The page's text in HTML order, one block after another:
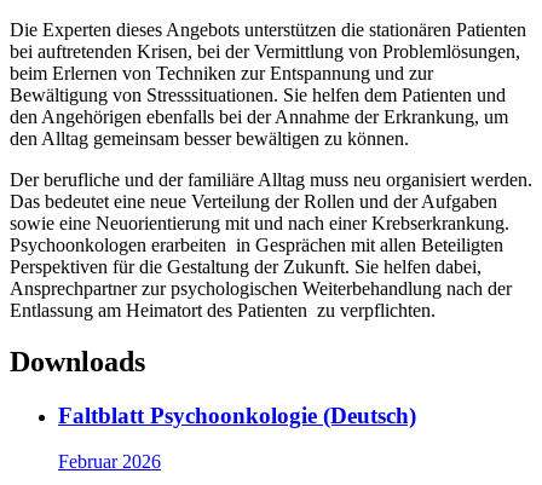
Die Experten dieses Angebots unterstützen die stationären Patienten
bei auftretenden Krisen, bei der Vermittlung von Problemlösungen,
beim Erlernen von Techniken zur Entspannung und zur
Bewältigung von Stresssituationen. Sie helfen dem Patienten und
den Angehörigen ebenfalls bei der Annahme der Erkrankung, um
den Alltag gemeinsam besser bewältigen zu können.
Der berufliche und der familiäre Alltag muss neu organisiert werden.
Das bedeutet eine neue Verteilung der Rollen und der Aufgaben
sowie eine Neuorientierung mit und nach einer Krebserkrankung.
Psychoonkologen erarbeiten in Gesprächen mit allen Beteiligten
Perspektiven für die Gestaltung der Zukunft. Sie helfen dabei,
Ansprechpartner zur psychologischen Weiterbehandlung nach der
Entlassung am Heimatort des Patienten zu verpflichten.
Downloads
Faltblatt Psychoonkologie (Deutsch)
Februar 2026